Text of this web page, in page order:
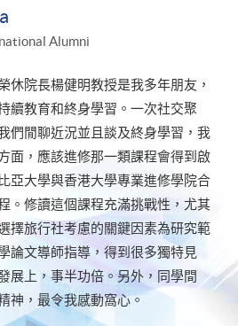
Alumni
休院長楊健明教授是我多年朋友，
續教育和終身學習。一次社交聚
們閒聊近況並且談及終身學習，我
面，應該進修那一類課程會得到啟
亞大學與香港大學專業進修學院合
。修讀這個課程充滿挑戰性，尤其
擇旅行社考慮的關鍵因素為研究範
論文導師指導，得到很多獨特見
展上，事半功倍。另外，同學間
神，最令我感動窩心。